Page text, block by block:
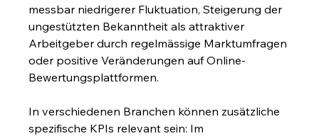
messbar niedrigerer Fluktuation, Steigerung der
ungestützten Bekanntheit als attraktiver
Arbeitgeber durch regelmässige Marktumfragen
oder positive Veränderungen auf Online-
Bewertungsplattformen.
In verschiedenen Branchen können zusätzliche
spezifische KPIs relevant sein: Im